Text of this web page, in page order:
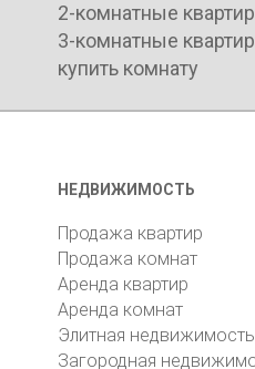
2-комнатные
3-комнатные
купить комнату
НЕДВИЖИМОСТЬ
Продажа квартир
Продажа комнат
Аренда квартир
Аренда комнат
Элитная недвижимость
Загородная